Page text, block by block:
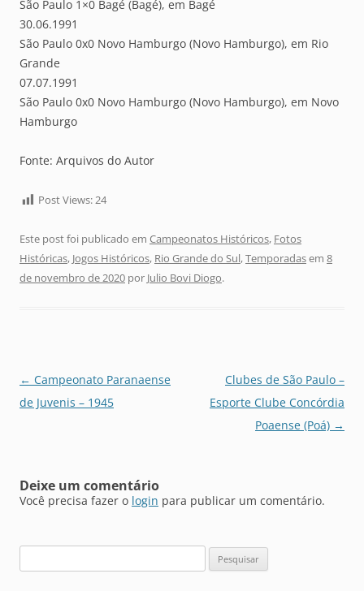
São Paulo 1×0 Bagé (Bagé), em Bagé
30.06.1991
São Paulo 0x0 Novo Hamburgo (Novo Hamburgo), em Rio
Grande
07.07.1991
São Paulo 0x0 Novo Hamburgo (Novo Hamburgo), em Novo
Hamburgo
Fonte: Arquivos do Autor
Post Views:24
Este post foi publicado em Campeonatos Históricos, Fotos
Históricas, Jogos Históricos, Rio Grande do Sul,Temporadasem 8
de novembro de 2020 por Julio Bovi Diogo.
Navegação
de
← Campeonato Paranaense
de Juvenis – 1945
Clubes de São Paulo –
Esporte Clube Concórdia
Poaense (Poá) →
Deixe um comentário
Você precisa fazer o login para publicar um comentário.
por: